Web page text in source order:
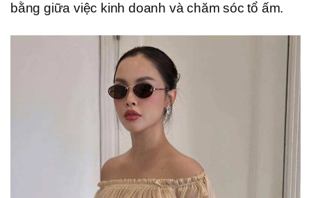
bằng giữa việc kinh doanh và chăm sóc tổ ấm.